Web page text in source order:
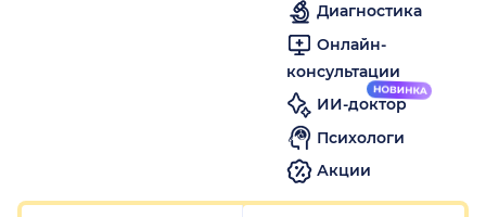
Диагностика
Онлайн-
консультации
ИИ-доктор
Психологи
Акции